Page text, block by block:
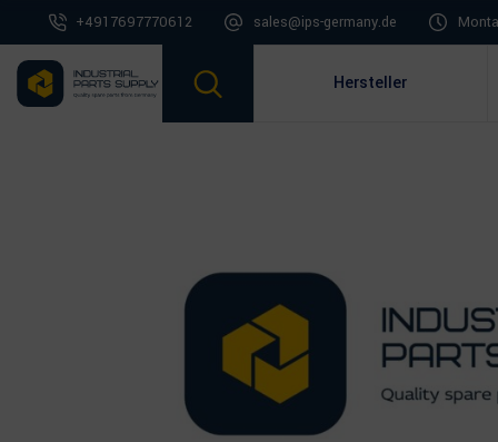
+4917697770612 sales@ips-germany.de
Hersteller